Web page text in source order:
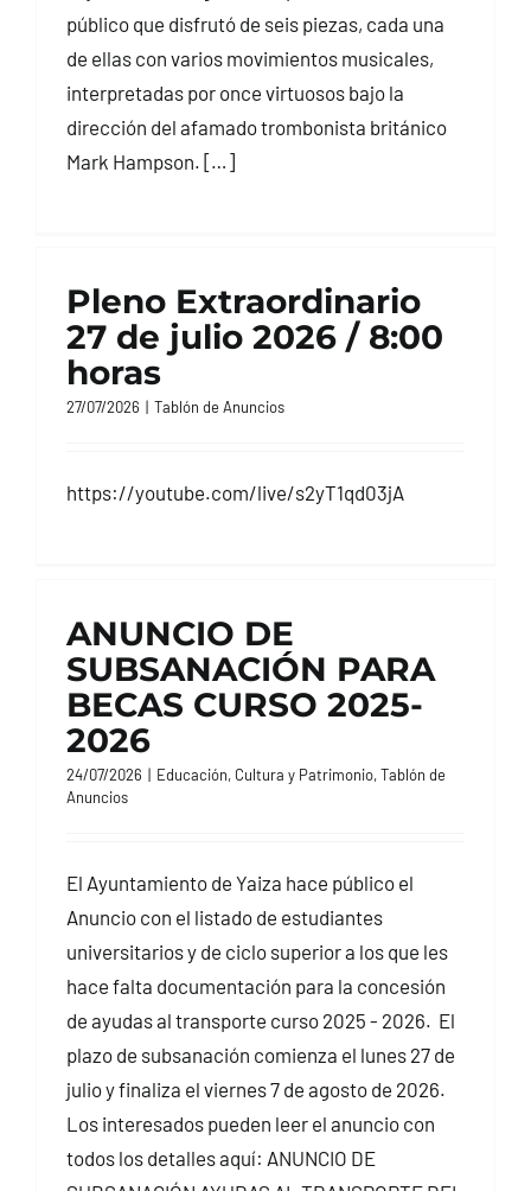
público que disfrutó de seis piezas, cada una
de ellas con varios movimientos musicales,
interpretadas por once virtuosos bajo la
dirección del afamado trombonista británico
Mark Hampson. […]
Pleno Extraordinario
27 de julio 2026 / 8:00
horas
27/07/2026 | Tablón de Anuncios
https://youtube.com/live/s2yT1qd03jA
ANUNCIO DE
SUBSANACIÓN PARA
BECAS CURSO 2025-
2026
24/07/2026 | Educación, Cultura y Patrimonio,Tablón de
Anuncios
El Ayuntamiento de Yaiza hace público el
Anuncio con el listado de estudiantes
universitarios y de ciclo superior a los que les
hace falta documentación para la concesión
de ayudas al transporte curso 2025 - 2026. El
plazo de subsanación comienza el lunes 27 de
julio y finaliza el viernes 7 de agosto de 2026.
Los interesados pueden leer el anuncio con
todos los detalles aquí: ANUNCIO DE